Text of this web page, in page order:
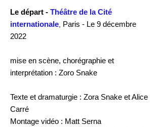
Le départ - Théâtre de la Cité
internationale Paris - Le 9 décembre
2022
mise en scène, chorégraphie et
interprétation : Zoro Snake
Texte et dramaturgie : Zora Snake et Alice
Carré
Montage vidéo : Matt Serna